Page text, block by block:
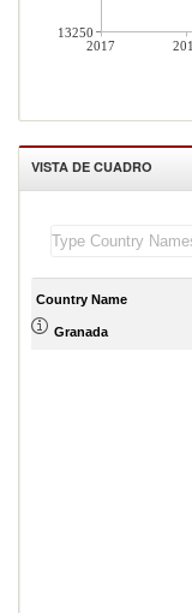
2017
13250
VISTA DE CUADRO
Country Name
Granada